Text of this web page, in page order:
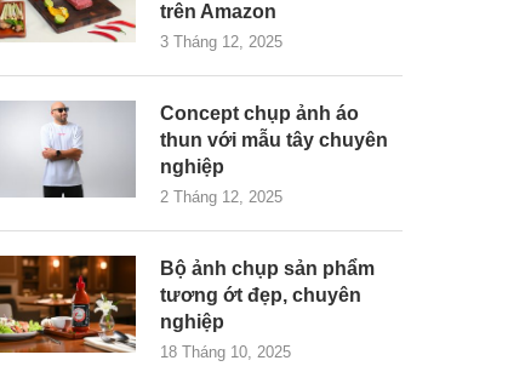
trên Amazon
3 Tháng 12, 2025
Concept chụp ảnh áo
thun với mẫu tây chuyên
nghiệp
2 Tháng 12, 2025
Bộ ảnh chụp sản phẩm
tương ớt đẹp, chuyên
nghiệp
18 Tháng 10, 2025